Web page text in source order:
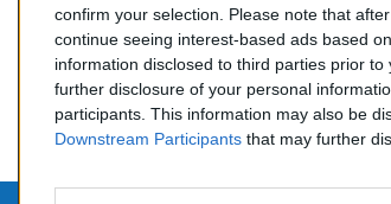
confirm your selection. Please note that
continue seeing interest-based ads based
information disclosed to third parties prior
further disclosure of your personal
participants. This information may also be
Downstream Participants that may further
Commentaires (0)